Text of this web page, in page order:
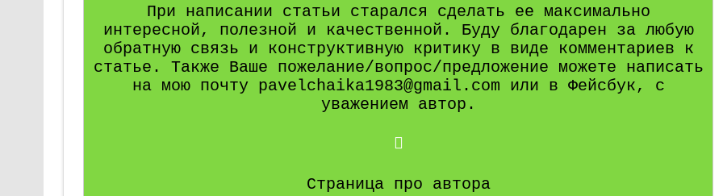
При написании статьи старался сделать ее максимально
интересной, полезной и качественной. Буду благодарен за любую
обратную связь и конструктивную критику в виде комментариев к
статье. Также Ваше пожелание/вопрос/предложение можете написать
на мою почту pavelchaika1983@gmail.com или в Фейсбук, с
уважением автор.
Страница про автора